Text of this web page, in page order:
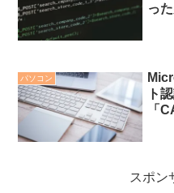
っ
パソコン
ト
「
スポン